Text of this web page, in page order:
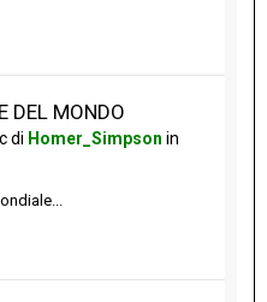
DEL MONDO
di Homer_Simpson in